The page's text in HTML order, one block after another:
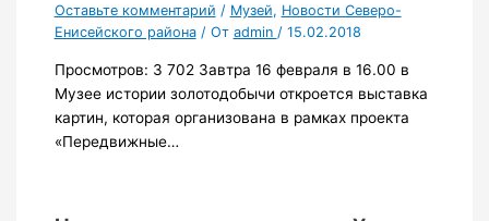
Оставьте комментарий / Музей, Новости Северо-
Енисейского района/ От admin / 15.02.2018
Просмотров: 3 702 Завтра 16 февраля в 16.00 в
Музее истории золотодобычи откроется выставка
картин, которая организована в рамках проекта
«Передвижные…